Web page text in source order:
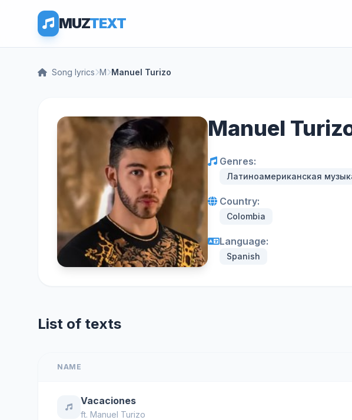
MUZTEXT
Song lyrics M Manuel Turizo
Manuel
Genres:
Латиноамериканская
Country:
Colombia
Language:
Spanish
List of texts
NAME
Vacaciones
ft. Manuel Turizo